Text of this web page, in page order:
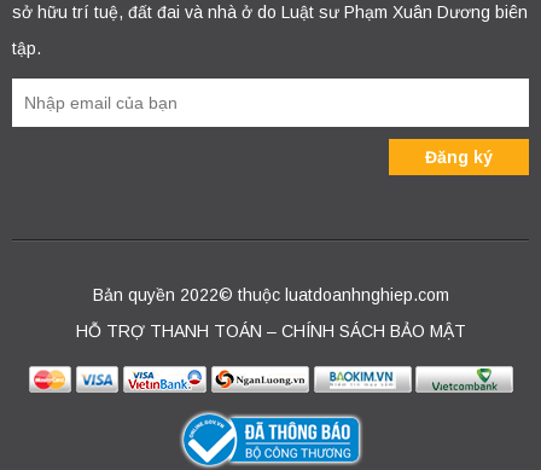
sở hữu trí tuệ, đất đai và nhà ở do Luật sư Phạm Xuân Dương biên
tập.
Bản quyền 2022© thuộc luatdoanhnghiep.com
HỖ TRỢ THANH TOÁN – CHÍNH SÁCH BẢO MẬT